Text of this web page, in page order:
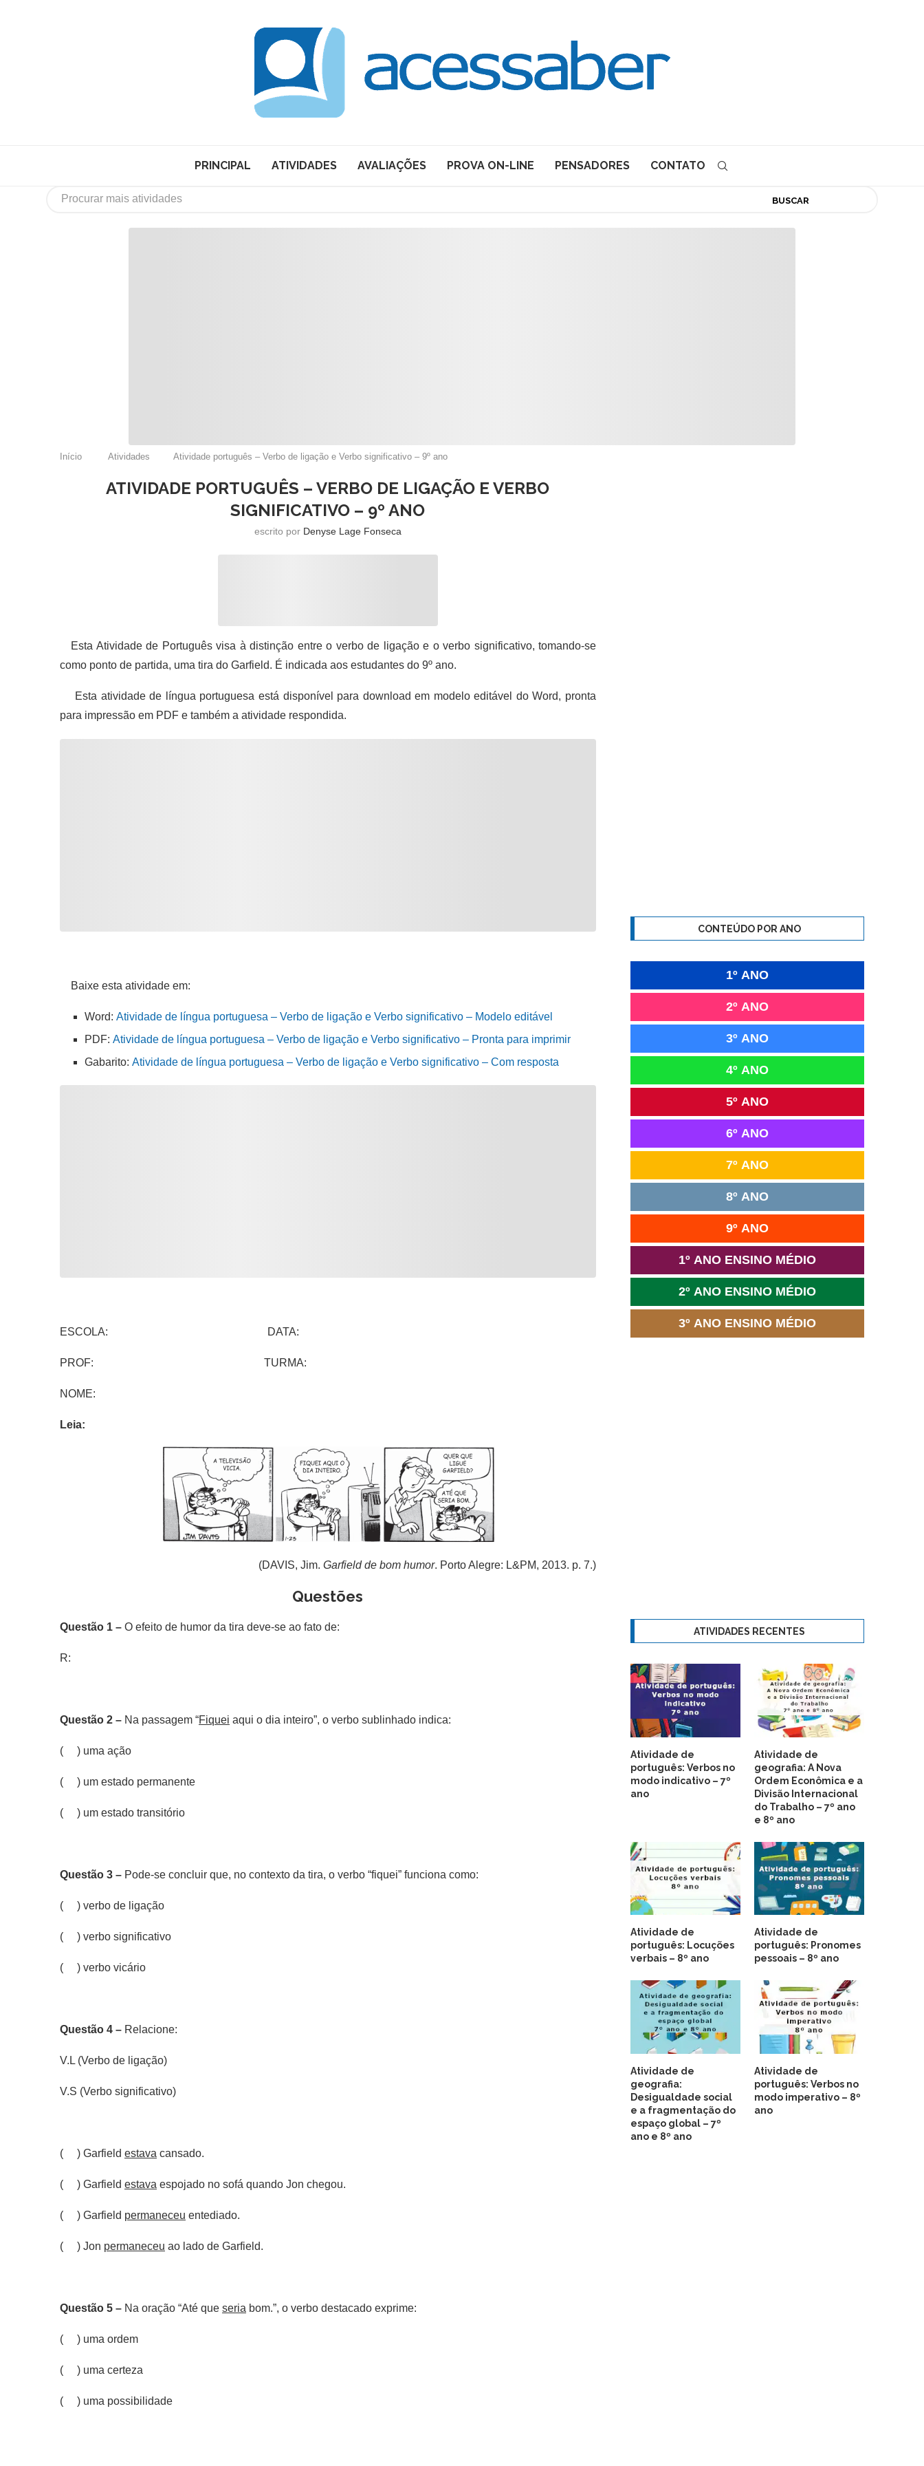
PRINCIPAL ATIVIDADES AVALIAÇÕES PROVA ON-LINE PENSADORES CONTATO
BUSCAR
Início Atividades Atividade português – Verbo de ligação e Verbo significativo – 9º ano
ATIVIDADE PORTUGUÊS – VERBO DE LIGAÇÃO E VERBO
SIGNIFICATIVO – 9º ANO
escrito por Denyse Lage Fonseca
Esta Atividade de Português visa à distinção entre o verbo de ligação e o verbo significativo, tomando-se
como ponto de partida, uma tira do Garfield. É indicada aos estudantes do 9º ano.
Esta atividade de língua portuguesa está disponível para download em modelo editável do Word, pronta
para impressão em PDF e também a atividade respondida.
Baixe esta atividade em:
Word: Atividade de língua portuguesa – Verbo de ligação e Verbo significativo – Modelo editável
PDF: Atividade de língua portuguesa – Verbo de ligação e Verbo significativo – Pronta para imprimir
Gabarito: Atividade de língua portuguesa – Verbo de ligação e Verbo significativo – Com resposta
ESCOLA: DATA:
PROF: TURMA:
NOME:
Leia:
(DAVIS, Jim. Garfield de bom humor. Porto Alegre: L&PM, 2013. p. 7.)
Questões
Questão 1 – O efeito de humor da tira deve-se ao fato de:
R:
Questão 2 – Na passagem “Fiquei aqui o dia inteiro”, o verbo sublinhado indica:
( ) uma ação
( ) um estado permanente
( ) um estado transitório
Questão 3 – Pode-se concluir que, no contexto da tira, o verbo “fiquei” funciona como:
( ) verbo de ligação
( ) verbo significativo
( ) verbo vicário
Questão 4 – Relacione:
V.L (Verbo de ligação)
V.S (Verbo significativo)
( ) Garfield estava cansado.
( ) Garfield estava espojado no sofá quando Jon chegou.
( ) Garfield permaneceu entediado.
( ) Jon permaneceu ao lado de Garfield.
Questão 5 – Na oração “Até que seria bom.”, o verbo destacado exprime:
( ) uma ordem
( ) uma certeza
( ) uma possibilidade
CONTEÚDO POR ANO
1º ANO
2º ANO
3º ANO
4º ANO
5º ANO
6º ANO
7º ANO
8º ANO
9º ANO
1º ANO ENSINO MÉDIO
2º ANO ENSINO MÉDIO
3º ANO ENSINO MÉDIO
ATIVIDADES RECENTES
Atividade de
português: Verbos no
modo indicativo – 7º
ano
Atividade de
geografia: A Nova
Ordem Econômica e a
Divisão Internacional
do Trabalho – 7º ano
e 8º ano
Atividade de
português: Locuções
verbais – 8º ano
Atividade de
português: Pronomes
pessoais – 8º ano
Atividade de
geografia:
Desigualdade social
e a fragmentação do
espaço global – 7º
ano e 8º ano
Atividade de
português: Verbos no
modo imperativo – 8º
ano